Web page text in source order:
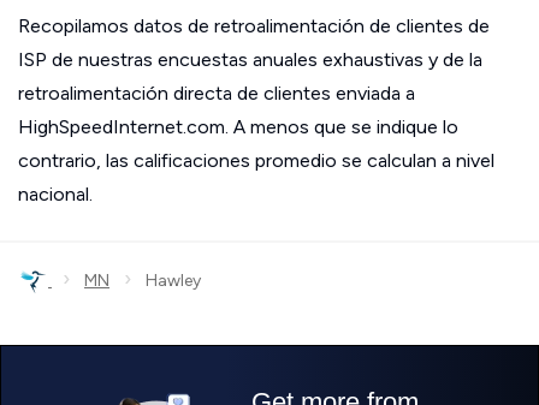
Recopilamos datos de retroalimentación de clientes de
ISP de nuestras encuestas anuales exhaustivas y de la
retroalimentación directa de clientes enviada a
HighSpeedInternet.com. A menos que se indique lo
contrario, las calificaciones promedio se calculan a nivel
nacional.
› MN › Hawley